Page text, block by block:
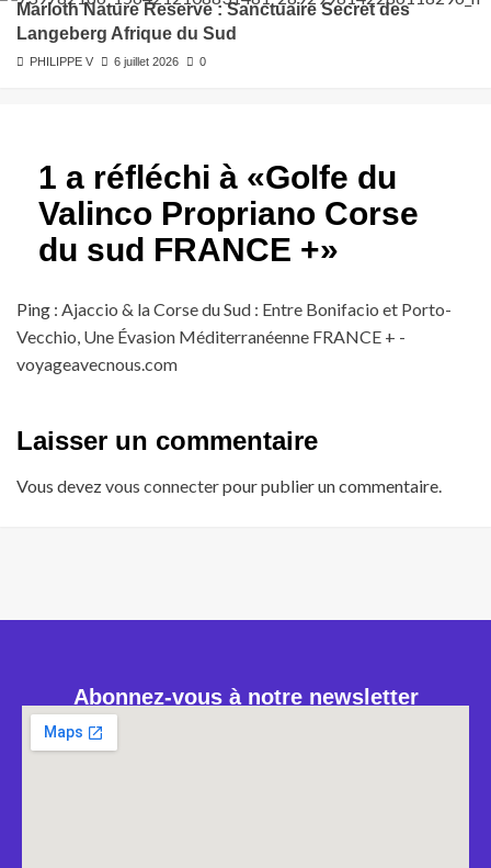
Marloth Nature Reserve : Sanctuaire Secret des
Langeberg Afrique du Sud
PHILIPPE V 6 juillet 2026 0
1 a réfléchi à «Golfe du
Valinco Propriano Corse
du sud FRANCE +»
Ping : Ajaccio & la Corse du Sud : Entre Bonifacio et Porto-
Vecchio, Une Évasion Méditerranéenne FRANCE + -
voyageavecnous.com
Laisser un commentaire
Vous devezvous connecterpour publier un commentaire.
Abonnez-vous à notre newsletter